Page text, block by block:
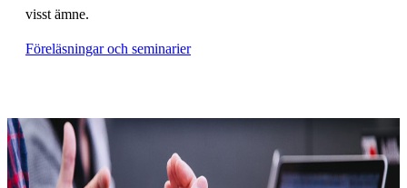
visst ämne.
Föreläsningar och seminarier